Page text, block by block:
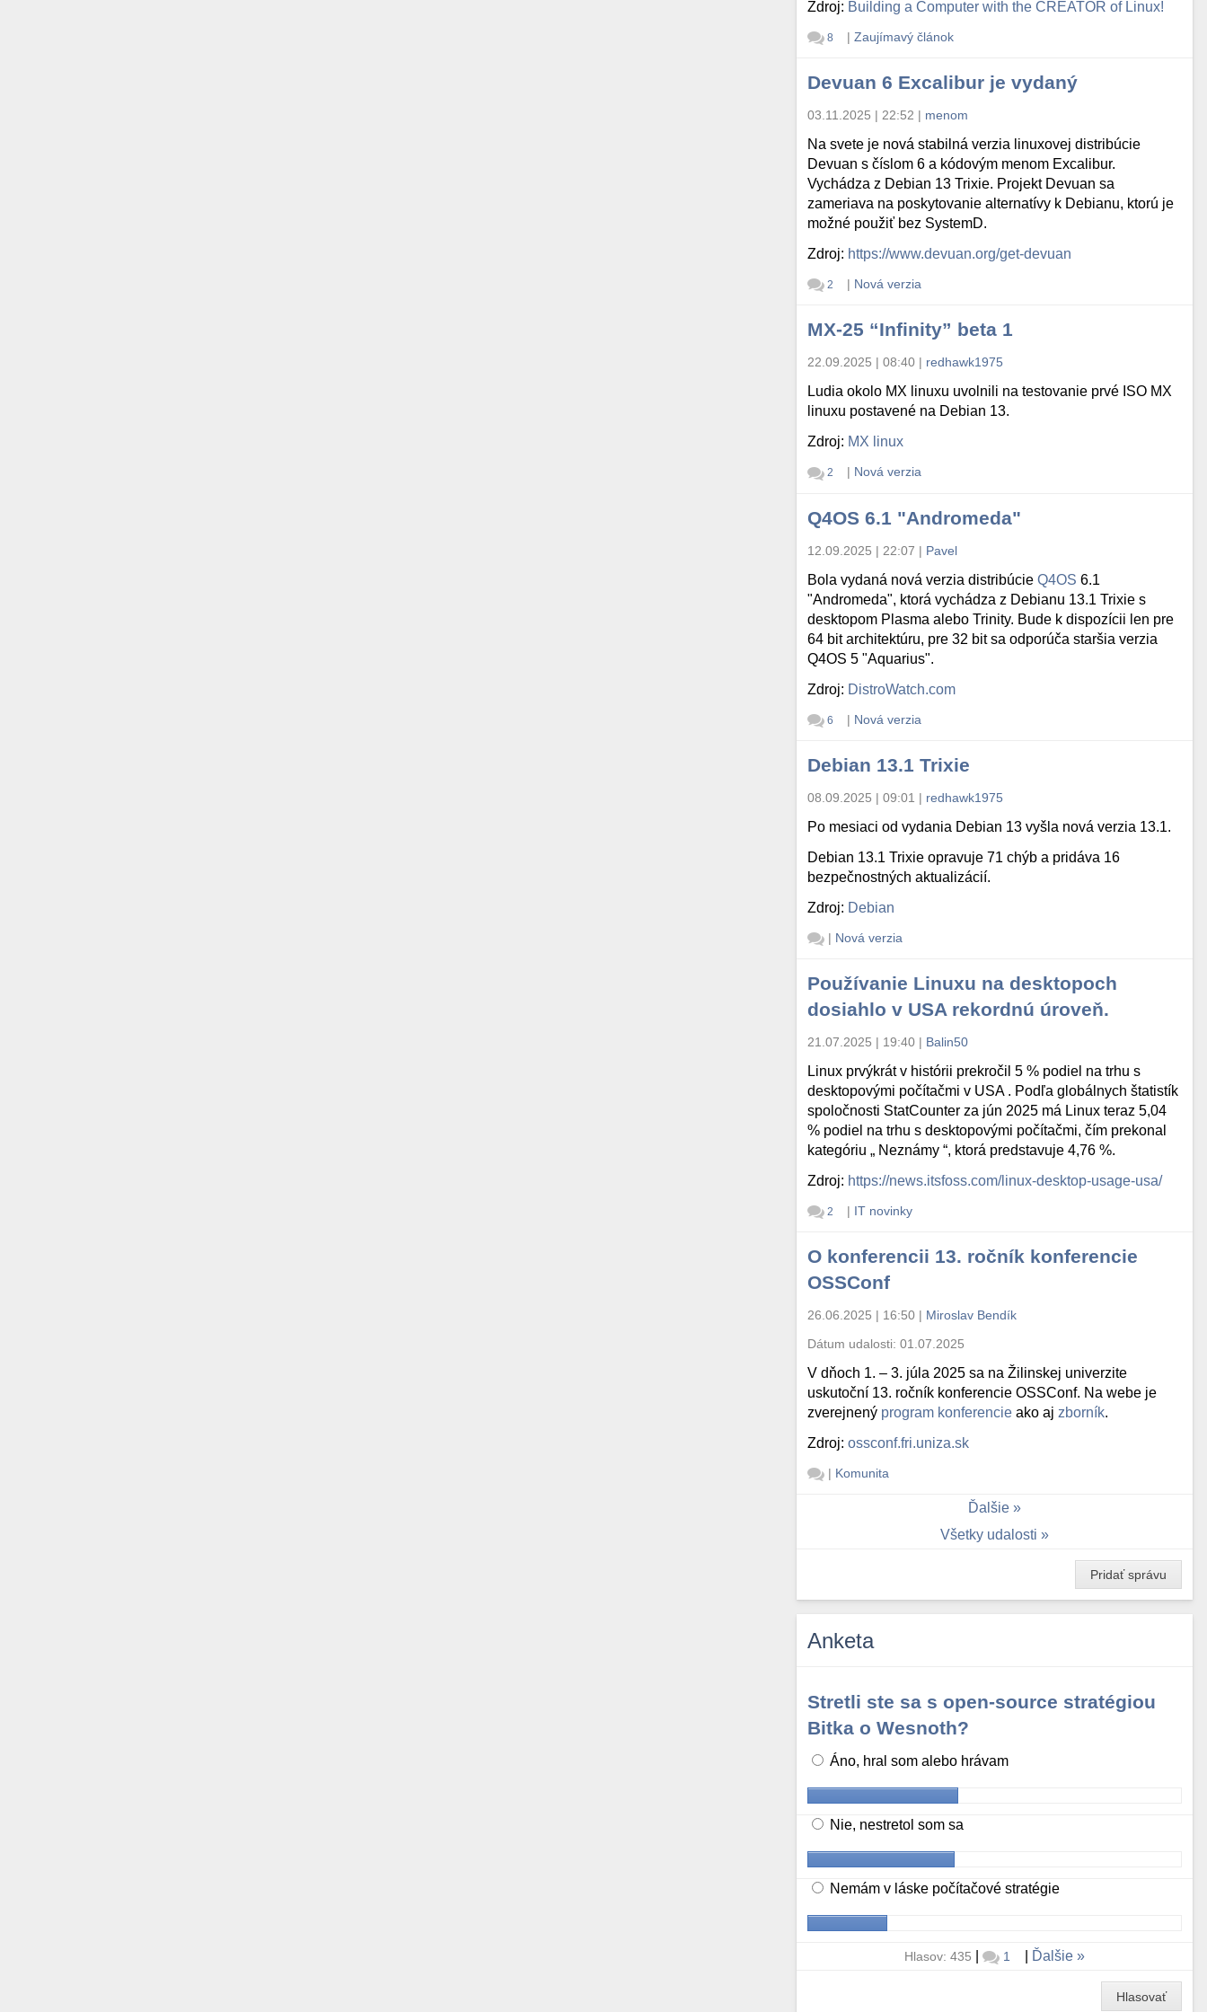
Zdroj: Building a Computer with the CREATOR of Linux!
8 | Zaujímavý článok
Devuan 6 Excalibur je vydaný
03.11.2025 | 22:52 | menom
Na svete je nová stabilná verzia linuxovej distribúcie
Devuan s číslom 6 a kódovým menom Excalibur.
Vychádza z Debian 13 Trixie. Projekt Devuan sa
zameriava na poskytovanie alternatívy k Debianu, ktorú je
možné použiť bez SystemD.
Zdroj: https://www.devuan.org/get-devuan
2 | Nová verzia
MX-25 “Infinity” beta 1
22.09.2025 | 08:40 | redhawk1975
Ludia okolo MX linuxu uvolnili na testovanie prvé ISO MX
linuxu postavené na Debian 13.
Zdroj: MX linux
2 | Nová verzia
Q4OS 6.1 "Andromeda"
12.09.2025 | 22:07 | Pavel
Bola vydaná nová verzia distribúcieQ4OS 6.1
"Andromeda", ktorá vychádza z Debianu 13.1 Trixie s
desktopom Plasma alebo Trinity. Bude k dispozícii len pre
64 bit architektúru, pre 32 bit sa odporúča staršia verzia
Q4OS 5 "Aquarius".
Zdroj: DistroWatch.com
6 | Nová verzia
Debian 13.1 Trixie
08.09.2025 | 09:01 | redhawk1975
Po mesiaci od vydania Debian 13 vyšla nová verzia 13.1.
Debian 13.1 Trixie opravuje 71 chýb a pridáva 16
bezpečnostných aktualizácií.
Zdroj: Debian
| Nová verzia
Používanie Linuxu na desktopoch
dosiahlo v USA rekordnú úroveň.
21.07.2025 | 19:40 | Balin50
Linux prvýkrát v histórii prekročil 5 % podiel na trhu s
desktopovými počítačmi v USA . Podľa globálnych štatistík
spoločnosti StatCounter za jún 2025 má Linux teraz 5,04
% podiel na trhu s desktopovými počítačmi, čím prekonal
kategóriu „ Neznámy “, ktorá predstavuje 4,76 %.
Zdroj: https://news.itsfoss.com/linux-desktop-usage-usa/
2 | IT novinky
O konferencii 13. ročník konferencie
OSSConf
26.06.2025 | 16:50 | Miroslav Bendík
Dátum udalosti:01.07.2025
V dňoch 1. – 3. júla 2025 sa na Žilinskej univerzite
uskutoční 13. ročník konferencie OSSConf. Na webe je
zverejnený program konferencie ako aj zborník.
Zdroj:ossconf.fri.uniza.sk
| Komunita
Ďalšie
Všetky udalosti
Pridať správu
Anketa
Stretli ste sa s open-source stratégiou
Bitka o Wesnoth?
Áno, hral som alebo hrávam
Nie, nestretol som sa
Nemám v láske počítačové stratégie
Hlasov: 435 | 1 Ďalšie
Hlasovať